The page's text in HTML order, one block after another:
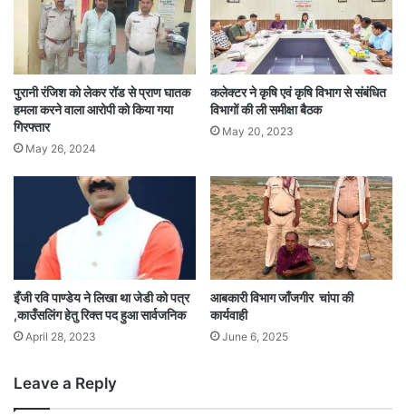
पुरानी रंजिश को लेकर रॉड से प्राण घातक
हमला करने वाला आरोपी को किया गया
गिरफ्तार
May 26, 2024
कलेक्टर ने कृषि एवं कृषि विभाग से संबंधित
विभागों की ली समीक्षा बैठक
May 20, 2023
इँजी रवि पाण्डेय ने लिखा था जेडी को पत्र
,काउँसलिंग हेतु रिक्त पद हुआ सार्वजनिक
April 28, 2023
आबकारी विभाग जाँजगीर चांपा की
कार्यवाही
June 6, 2025
Leave a Reply